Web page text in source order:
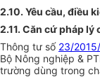
2.10. Yêu cầu, điều
2.11. Căn cứ pháp
Thông tư số 23/
Bộ Nông nghiệp &
trường dùng trong